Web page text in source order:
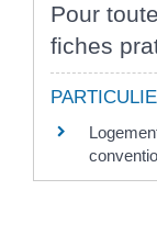
Pour
fiches